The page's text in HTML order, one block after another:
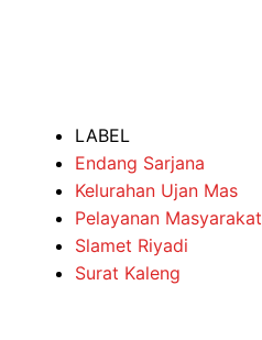
LABEL
Endang Sarjana
Kelurahan Ujan Mas
Pelayanan Masyarakat
Slamet Riyadi
Surat Kaleng